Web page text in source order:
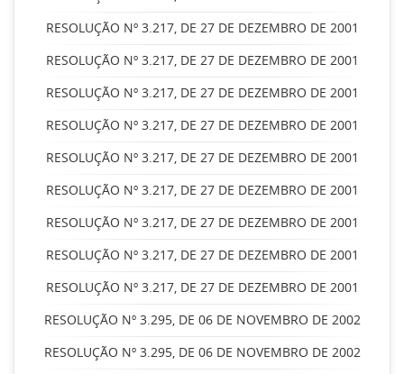
RESOLUÇÃO Nº 3.217, DE 27 DE DEZEMBRO DE 2001
RESOLUÇÃO Nº 3.217, DE 27 DE DEZEMBRO DE 2001
RESOLUÇÃO Nº 3.217, DE 27 DE DEZEMBRO DE 2001
RESOLUÇÃO Nº 3.217, DE 27 DE DEZEMBRO DE 2001
RESOLUÇÃO Nº 3.217, DE 27 DE DEZEMBRO DE 2001
RESOLUÇÃO Nº 3.217, DE 27 DE DEZEMBRO DE 2001
RESOLUÇÃO Nº 3.217, DE 27 DE DEZEMBRO DE 2001
RESOLUÇÃO Nº 3.217, DE 27 DE DEZEMBRO DE 2001
RESOLUÇÃO Nº 3.217, DE 27 DE DEZEMBRO DE 2001
RESOLUÇÃO Nº 3.295, DE 06 DE NOVEMBRO DE 2002
RESOLUÇÃO Nº 3.295, DE 06 DE NOVEMBRO DE 2002